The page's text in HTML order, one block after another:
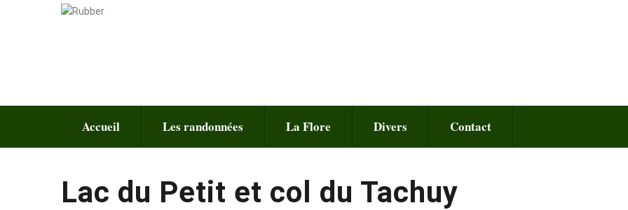
Accueil Les randonnées La Flore Divers Contact
Lac du Petit et col du Tachuy